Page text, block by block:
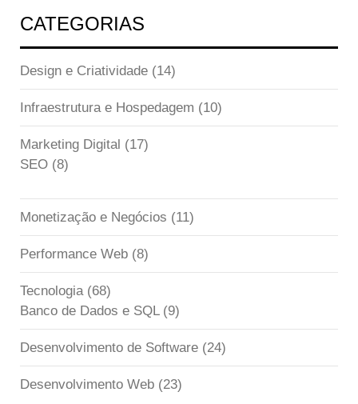
CATEGORIAS
Design e Criatividade (14)
Infraestrutura e Hospedagem (10)
Marketing Digital (17)
SEO (8)
Monetização e Negócios (11)
Performance Web (8)
Tecnologia(68)
Banco de Dados e SQL(9)
Desenvolvimento de Software (24)
Desenvolvimento Web (23)